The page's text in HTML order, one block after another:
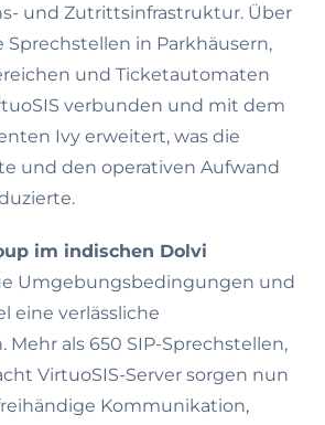
und Zutrittsinfrastruktur. Über
in Parkhäusern,
und Ticketautomaten
verbunden und mit dem
Ivy erweitert, was die
und den operativen Aufwand
im indischen Dolvi
Umgebungsbedingungen und
eine verlässliche
als 650 SIP-Sprechstellen,
VirtuoSIS-Server sorgen nun
Kommunikation,